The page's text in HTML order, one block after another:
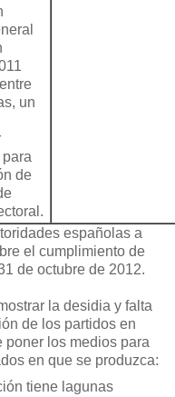
un
de
españolas a
el cumplimiento de
de octubre de 2012.
la desidia y falta
de los partidos en
poner los medios para
en que se produzca:
tiene lagunas